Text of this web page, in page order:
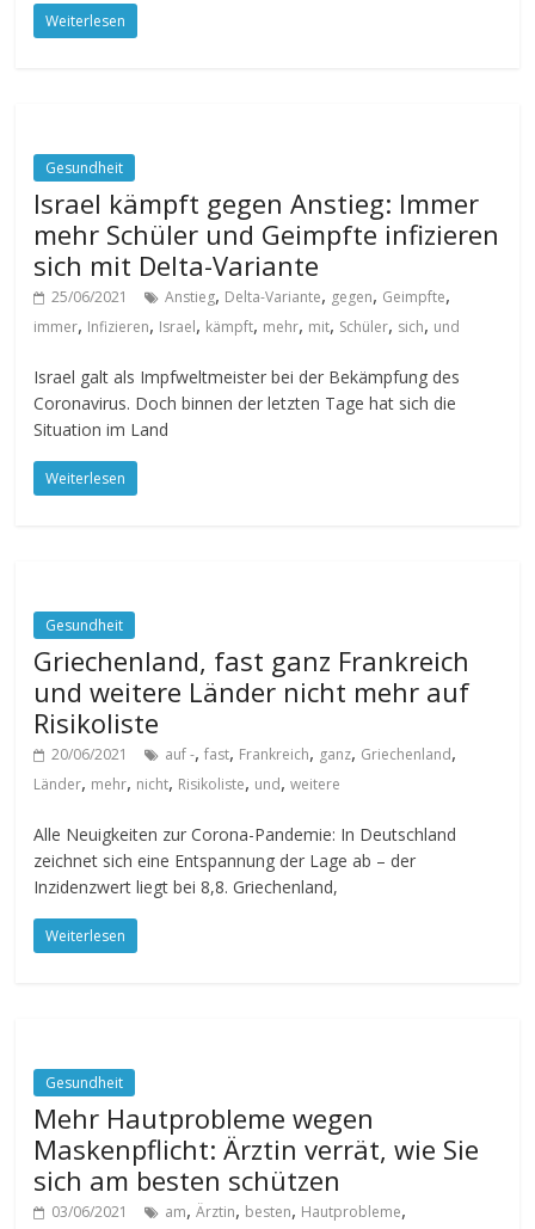
Weiterlesen
Gesundheit
Israel kämpft gegen Anstieg: Immer
mehr Schüler und Geimpfte infizieren
sich mit Delta-Variante
25/06/2021 Anstieg, Delta-Variante, gegen, Geimpfte,
immer, Infizieren, Israel, kämpft, mehr, mit, Schüler, sich, und
Israel galt als Impfweltmeister bei der Bekämpfung des
Coronavirus. Doch binnen der letzten Tage hat sich die
Situation im Land
Weiterlesen
Gesundheit
Griechenland, fast ganz Frankreich
und weitere Länder nicht mehr auf
Risikoliste
20/06/2021 auf -,fast, Frankreich, ganz, Griechenland,
Länder, mehr, nicht, Risikoliste, und,weitere
Alle Neuigkeiten zur Corona-Pandemie: In Deutschland
zeichnet sich eine Entspannung der Lage ab – der
Inzidenzwert liegt bei 8,8. Griechenland,
Weiterlesen
Gesundheit
Mehr Hautprobleme wegen
Maskenpflicht: Ärztin verrät, wie Sie
sich am besten schützen
03/06/2021 am,Ärztin, besten, Hautprobleme,